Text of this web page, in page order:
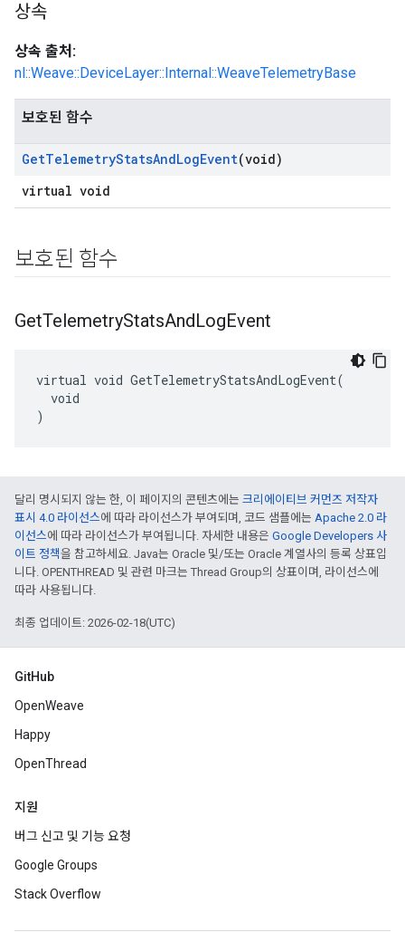
상속
상속 출처:
nl::Weave::DeviceLayer::Internal::WeaveTelemetryBase
보호된 함수
GetTelemetryStatsAndLogEvent(void)
virtual void
보호된 함수
GetTelemetryStatsAndLogEvent
virtual void GetTelemetryStatsAndLogEvent(
  void
)
달리 명시되지 않는 한, 이 페이지의 콘텐츠에는 크리에이티브 커먼즈 저작자
표시 4.0 라이선스에 따라 라이선스가 부여되며, 코드 샘플에는 Apache 2.0 라
이선스에 따라 라이선스가 부여됩니다. 자세한 내용은 Google Developers 사
이트 정책을 참고하세요. Java는 Oracle 및/또는 Oracle 계열사의 등록 상표입
니다. OPENTHREAD 및 관련 마크는 Thread Group의 상표이며, 라이선스에
따라 사용됩니다.
최종 업데이트: 2026-02-18(UTC)
GitHub
OpenWeave
Happy
OpenThread
지원
버그 신고 및 기능 요청
Google Groups
Stack Overflow